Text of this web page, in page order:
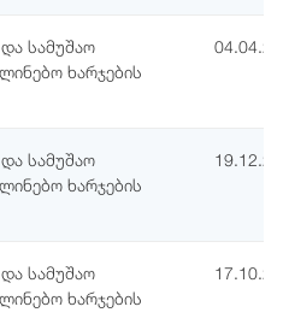
სამუშაო
ხარჯების
სამუშაო
ხარჯების
სამუშაო
ხარჯების